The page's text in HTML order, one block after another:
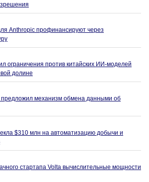
Anthropic профинансируют через
ограничения против китайских ИИ-моделей
долине
предложил механизм обмена данными об
$310 млн на автоматизацию добычи и
стартапа Volta вычислительные мощности